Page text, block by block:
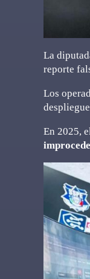
La
reporte
Los
En 2025,